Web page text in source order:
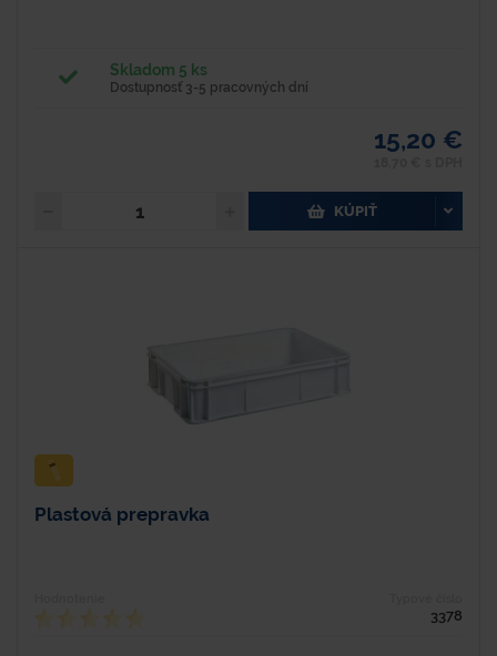
Skladom 5 ks
Dostupnosť 3-5 pracovných dní
15,20 €
KÚPIŤ
Plastová prepravka
3378